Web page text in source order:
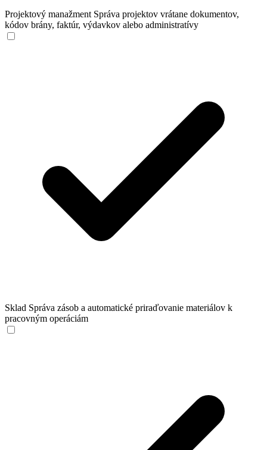
Projektový manažment Správa projektov vrátane dokumentov,
kódov brány, faktúr, výdavkov alebo administratívy
Sklad Správa zásob a automatické priraďovanie materiálov k
pracovným operáciám